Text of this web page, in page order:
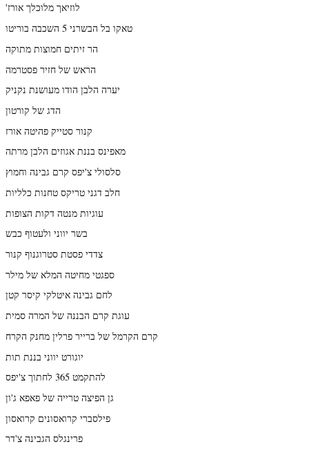
'לוזיאך מלוכלך אורז
טאקו בל הבשרני 5 השכבה בוריטו
הר זיתים חמוצות מתוקה
הראש של חזיר פסטרמה
יערה הלבן הודו מעושנת נקניק
הדג של קורטון
קנור סטייק פהיטה אורז
מאפינס בננת אגוזים הלבן מרתה
סלסולי צ'יפס קרם גבינה וחמוץ
חלב דגני טריקס טחנות כלליות
עוגיות מנטה דקות הצופות
בשר יווני ולעטוף כבש
צדדי פסטת סטרוגנוף קנור
ספגטי מחיטה המלא של מילר
לחם גבינה איטלקי קיסר קטן
עוגת קרם הבננה של המרה סמית
קרם הקרמל של ברייר פרלין מחנק הקרח
יוגורט יווני בננת תות
להתקמט 365 לחתוך צ'יפס
גן הפיצה טרייה של פאפא ג'ון
פילסברי קרואסונים קרואסון
פרינגלס הגבינה צ'דר